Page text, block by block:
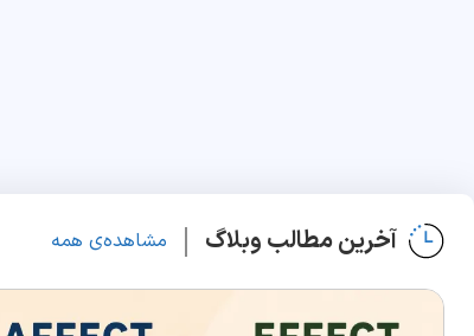
آخرین مطالب وبلاگ مشاهده‌ی همه